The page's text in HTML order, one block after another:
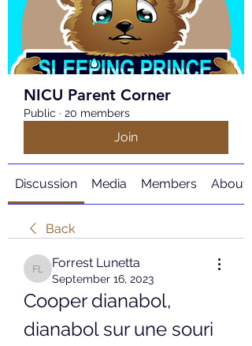
NICU Parent Corner
Public · 20 members
Join
Discussion Media Members About
Back
Forrest Lunetta
Forrest Lunetta
September 16, 2023
Cooper dianabol,
dianabol sur une souri